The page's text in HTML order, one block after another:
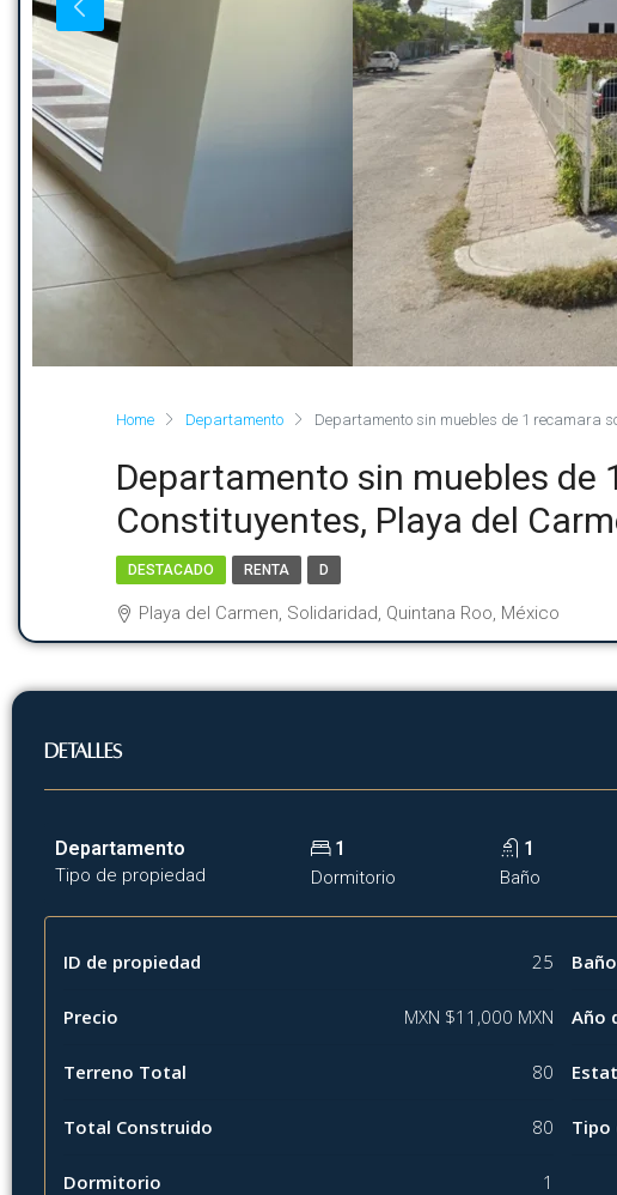
Home Departamento Departamento sin muebles de 1 recamara
Departamento sin muebles de
Constituyentes, Playa del
DESTACADO RENTA D
Playa del Carmen, Solidaridad, Quintana Roo, México
Detalles
Departamento
Tipo de propiedad
1
Dormitorio
1
Baño
ID de propiedad 25
Precio MXN $11,000 MXN
Terreno Total 80
Total Construido 80
Dormitorio 1
Baño
Año
Tipo